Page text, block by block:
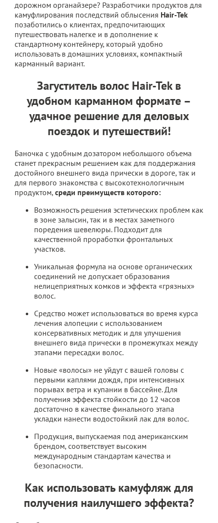
дорожном органайзере? Разработчики продуктов для
камуфлирования последствий облысения Hair-Tek
позаботились о клиентах, предпочитающих
путешествовать налегке и в дополнение к
стандартному контейнеру, который удобно
использовать в домашних условиях, компактный
карманный вариант.
Загуститель волос Hair-Tek в
удобном карманном формате –
удачное решение для деловых
поездок и путешествий!
Баночка с удобным дозатором небольшого объема
станет прекрасным решением как для поддержания
достойного внешнего вида прически в дороге, так и
для первого знакомства с высокотехнологичным
продуктом, среди преимуществ которого:
Возможность решения эстетических проблем как
в зоне залысин, так и в местах заметного
поредения шевелюры. Подходит для
качественной проработки фронтальных
участков.
Уникальная формула на основе органических
соединений не допускает образования
нелицеприятных комков и эффекта «грязных»
волос.
Средство может использоваться во время курса
лечения алопеции с использованием
консервативных методик и для улучшения
внешнего вида прически в промежутках между
этапами пересадки волос.
Новые «волосы» не уйдут с вашей головы с
первыми каплями дождя, при интенсивных
порывах ветра и купании в бассейне. Для
получения эффекта стойкости до 12 часов
достаточно в качестве финального этапа
укладки нанести водостойкий лак для волос.
Продукция, выпускаемая под американским
брендом, соответствует высоким
международным стандартам качества и
безопасности.
Как использовать камуфляж для
получения наилучшего эффекта?